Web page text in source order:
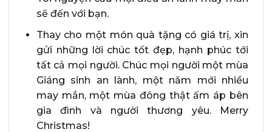
sẽ đến với bạn.
Thay cho một món quà tặng có giá trị, xin
gửi những lời chúc tốt đẹp, hạnh phúc tới
tất cả mọi người. Chúc mọi người một mùa
Giáng sinh an lành, một năm mới nhiều
may mắn, một mùa đông thật ấm áp bên
gia đình và người thương yêu. Merry
Christmas!